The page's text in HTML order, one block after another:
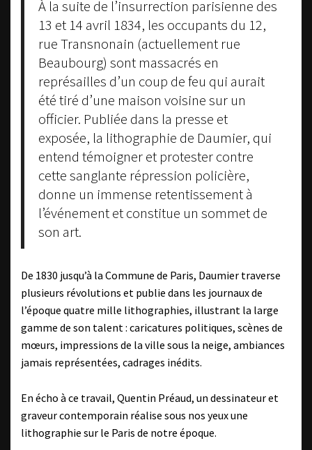
À la suite de l’insurrection parisienne des
13 et 14 avril 1834, les occupants du 12,
rue Transnonain (actuellement rue
Beaubourg) sont massacrés en
représailles d’un coup de feu qui aurait
été tiré d’une maison voisine sur un
officier. Publiée dans la presse et
exposée, la lithographie de Daumier, qui
entend témoigner et protester contre
cette sanglante répression policière,
donne un immense retentissement à
l’événement et constitue un sommet de
son art.
De 1830 jusqu’à la Commune de Paris, Daumier traverse
plusieurs révolutions et publie dans les journaux de
l’époque quatre mille lithographies, illustrant la large
gamme de son talent : caricatures politiques, scènes de
mœurs, impressions de la ville sous la neige, ambiances
jamais représentées, cadrages inédits.
En écho à ce travail, Quentin Préaud, un dessinateur et
graveur contemporain réalise sous nos yeux une
lithographie sur le Paris de notre époque.